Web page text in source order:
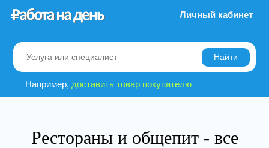
Личный кабинет
Найти
Например, доставить товар покупателю
Рестораны и общепит - все